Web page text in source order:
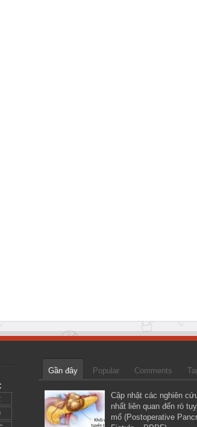
Gần đây Popular Comments
Cập nhật các nghiên
nhất liên quan đến rò
mổ (Postoperative